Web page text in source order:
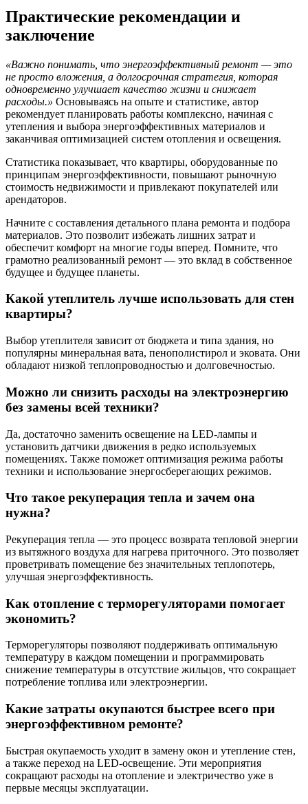
Практические рекомендации и
заключение
«Важно понимать, что энергоэффективный ремонт — это
не просто вложения, а долгосрочная стратегия, которая
одновременно улучшает качество жизни и снижает
расходы.» Основываясь на опыте и статистике, автор
рекомендует планировать работы комплексно, начиная с
утепления и выбора энергоэффективных материалов и
заканчивая оптимизацией систем отопления и освещения.
Статистика показывает, что квартиры, оборудованные по
принципам энергоэффективности, повышают рыночную
стоимость недвижимости и привлекают покупателей или
арендаторов.
Начните с составления детального плана ремонта и подбора
материалов. Это позволит избежать лишних затрат и
обеспечит комфорт на многие годы вперед. Помните, что
грамотно реализованный ремонт — это вклад в собственное
будущее и будущее планеты.
Какой утеплитель лучше использовать для стен
квартиры?
Выбор утеплителя зависит от бюджета и типа здания, но
популярны минеральная вата, пенополистирол и эковата. Они
обладают низкой теплопроводностью и долговечностью.
Можно ли снизить расходы на электроэнергию
без замены всей техники?
Да, достаточно заменить освещение на LED-лампы и
установить датчики движения в редко используемых
помещениях. Также поможет оптимизация режима работы
техники и использование энергосберегающих режимов.
Что такое рекуперация тепла и зачем она
нужна?
Рекуперация тепла — это процесс возврата тепловой энергии
из вытяжного воздуха для нагрева приточного. Это позволяет
проветривать помещение без значительных теплопотерь,
улучшая энергоэффективность.
Как отопление с терморегуляторами помогает
экономить?
Терморегуляторы позволяют поддерживать оптимальную
температуру в каждом помещении и программировать
снижение температуры в отсутствие жильцов, что сокращает
потребление топлива или электроэнергии.
Какие затраты окупаются быстрее всего при
энергоэффективном ремонте?
Быстрая окупаемость уходит в замену окон и утепление стен,
а также переход на LED-освещение. Эти мероприятия
сокращают расходы на отопление и электричество уже в
первые месяцы эксплуатации.